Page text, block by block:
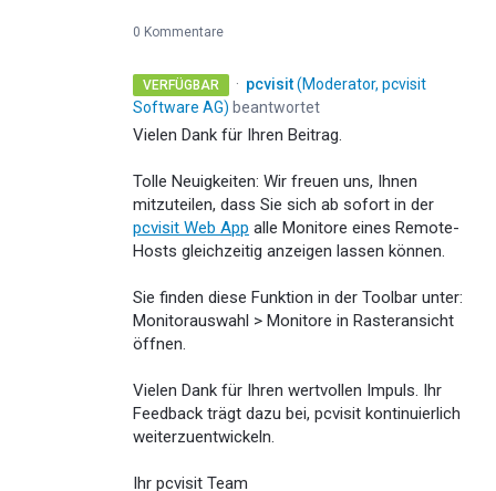
0 Kommentare
VERFÜGBAR · pcvisit(Moderator, pcvisit
Software AG) beantwortet
Vielen Dank für Ihren Beitrag.
Tolle Neuigkeiten: Wir freuen uns, Ihnen
mitzuteilen, dass Sie sich ab sofort in der
pcvisit Web App alle Monitore eines Remote-
Hosts gleichzeitig anzeigen lassen können.
Sie finden diese Funktion in der Toolbar unter:
Monitorauswahl > Monitore in Rasteransicht
öffnen.
Vielen Dank für Ihren wertvollen Impuls. Ihr
Feedback trägt dazu bei, pcvisit kontinuierlich
weiterzuentwickeln.
Ihr pcvisit Team